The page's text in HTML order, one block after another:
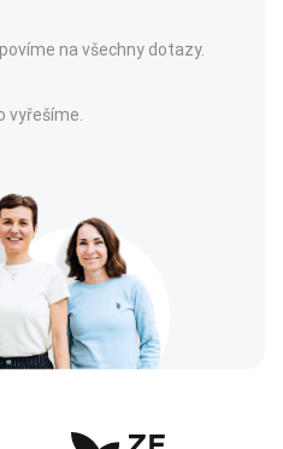
na všechny dotazy.
vyřešíme.